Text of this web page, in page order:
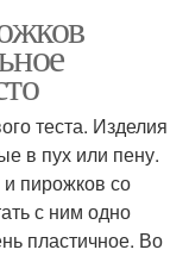
теста. Изделия
в пух или пену.
пирожков со
с ним одно
пластичное. Во